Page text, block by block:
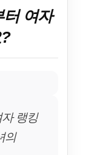
터 여자
랭킹
의